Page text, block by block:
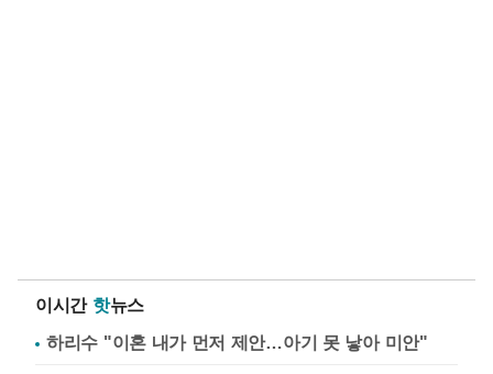
이시간 핫뉴스
하리수 "이혼 내가 먼저 제안…아기 못 낳아 미안"